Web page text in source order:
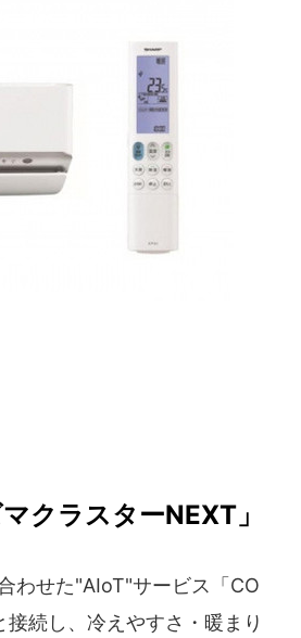
クラスターNEXT」
わせた"AIoT"サービス「CO
続し、冷えやすさ・暖まり